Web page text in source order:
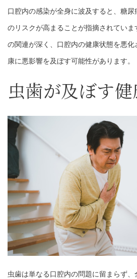
口腔内の感染が全身に波及すると、糖
のリスクが高まることが指摘されてい
の関連が深く、口腔内の健康状態を悪
康に悪影響を及ぼす可能性があります。
虫歯が及ぼす
虫歯は単なる口腔内の問題に留まらず